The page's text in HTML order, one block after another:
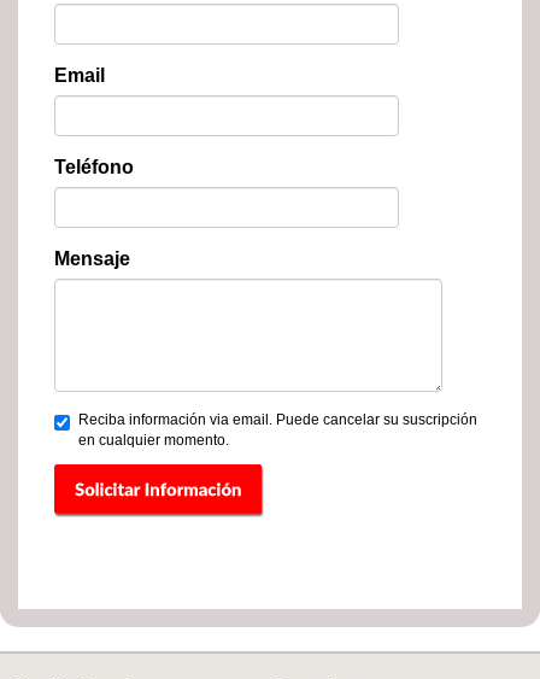
Email
Teléfono
Mensaje
Reciba información via email. Puede cancelar su suscripción
en cualquier momento.